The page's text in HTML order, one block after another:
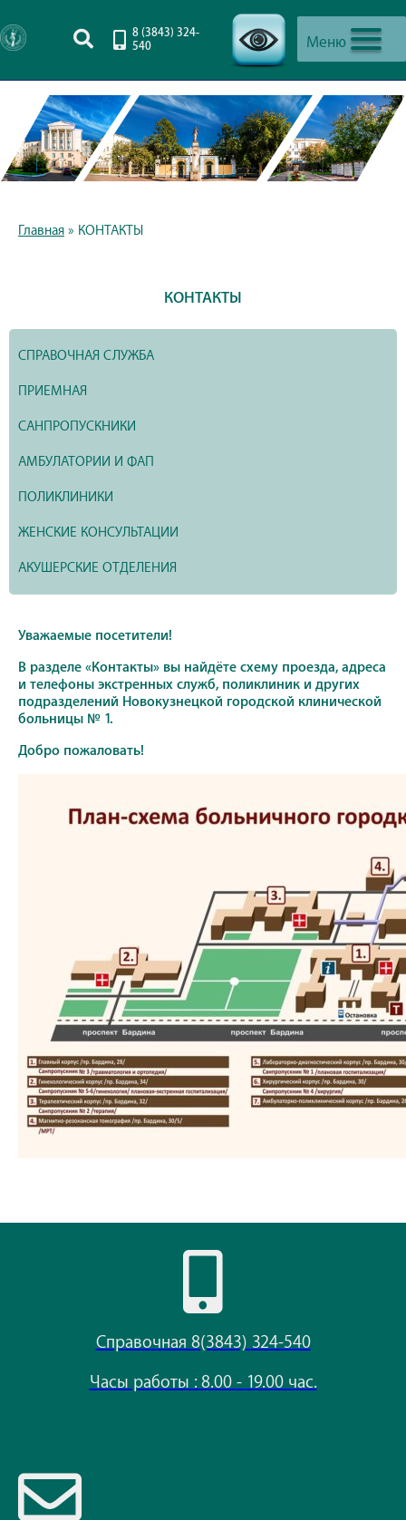
Меню
8 (3843) 324-
540
Главная » КОНТАКТЫ
КОНТАКТЫ
СПРАВОЧНАЯ СЛУЖБА
ПРИЕМНАЯ
САНПРОПУСКНИКИ
АМБУЛАТОРИИ И ФАП
ПОЛИКЛИНИКИ
ЖЕНСКИЕ КОНСУЛЬТАЦИИ
АКУШЕРСКИЕ ОТДЕЛЕНИЯ
Уважаемые посетители!
В разделе «Контакты» вы найдёте схему проезда, адреса
и телефоны экстренных служб, поликлиник и других
подразделений Новокузнецкой городской клинической
больницы № 1.
Добро пожаловать!
Справочная 8(3843) 324-540
Часы работы : 8.00 - 19.00 час.